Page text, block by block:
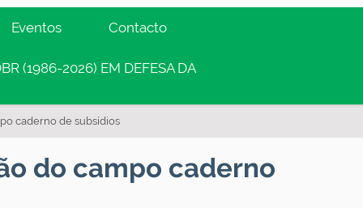
Eventos Contacto
(1986-2026) EM DEFESA DA
caderno de subsídios
do campo caderno